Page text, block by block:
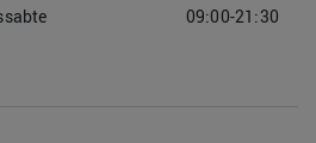
09:00-21:30